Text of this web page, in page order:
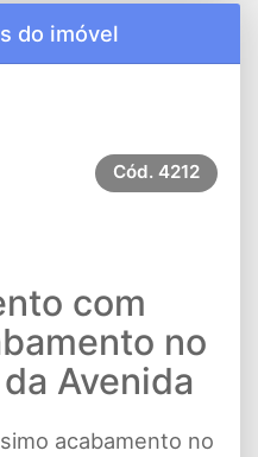
do imóvel
Cód. 4212
com
no
Avenida
acabamento no